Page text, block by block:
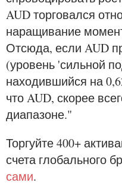
AUD торговался
наращивание
Отсюда, если AUD
(уровень 'сильной
находившийся на
что AUD, скорее
диапазоне."
Торгуйте 400+
счета глобального
сами.